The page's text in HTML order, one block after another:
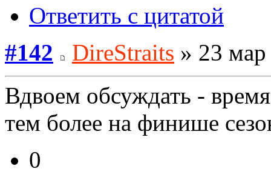
Ответить с цитатой
#142
DireStraits » 23
Вдвоем обсуждать -
тем более на финише
0